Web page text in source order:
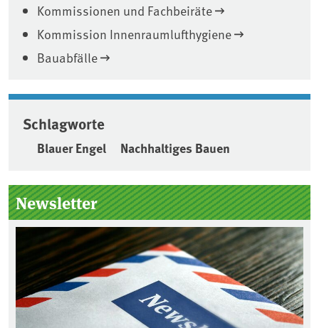
Kommissionen und Fachbeiräte
Kommission Innenraumlufthygiene
Bauabfälle
Schlagworte
Blauer Engel Nachhaltiges Bauen
Seitenleiste
Newsletter